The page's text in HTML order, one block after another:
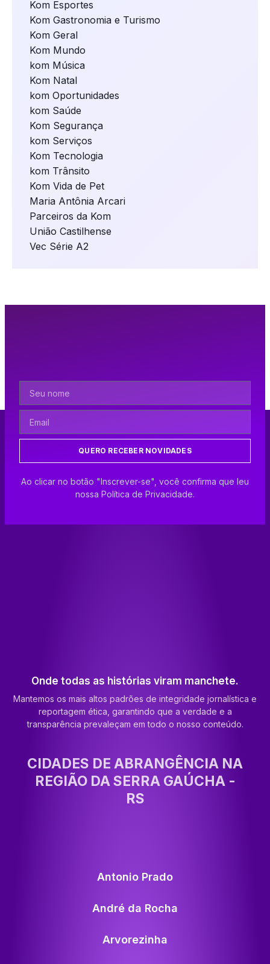
Kom Esportes
Kom Gastronomia e Turismo
Kom Geral
Kom Mundo
kom Música
Kom Natal
kom Oportunidades
kom Saúde
Kom Segurança
kom Serviços
Kom Tecnologia
kom Trânsito
Kom Vida de Pet
Maria Antônia Arcari
Parceiros da Kom
União Castilhense
Vec Série A2
QUERO RECEBER NOVIDADES
Ao clicar no botão "Inscrever-se", você confirma que leu
nossa Política de Privacidade.
Onde todas as histórias viram manchete.
Mantemos os mais altos padrões de integridade jornalística e
reportagem ética, garantindo que a verdade e a
transparência prevaleçam em todo o nosso conteúdo.
CIDADES DE ABRANGÊNCIA NA
REGIÃO DA SERRA GAÚCHA -
RS
Antonio Prado
André da Rocha
Arvorezinha